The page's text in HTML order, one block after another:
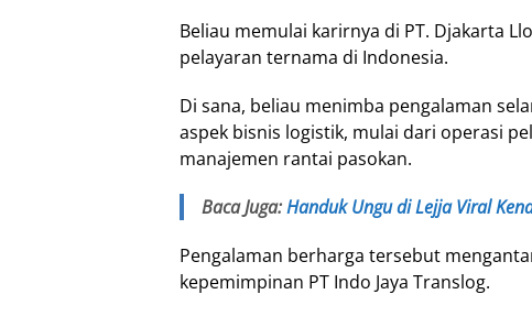
Beliau memulai karirnya di PT. Djakarta
pelayaran ternama di Indonesia.
Di sana, beliau menimba pengalaman
aspek bisnis logistik, mulai dari operasi
manajemen rantai pasokan.
Baca Juga:Handuk Ungu di Lejja Viral
Pengalaman berharga tersebut
kepemimpinan PT Indo Jaya Translog.